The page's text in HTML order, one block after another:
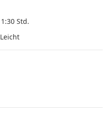
1:30 Std.
Leicht